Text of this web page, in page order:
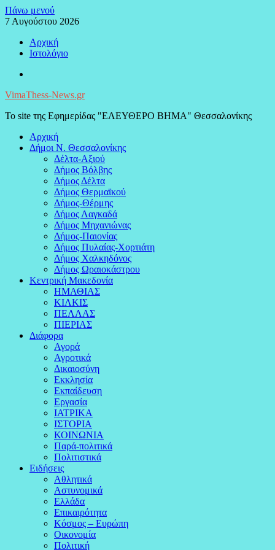
Μεταπηδήστε
στο
Πάνω μενού
7 Αυγούστου 2026
Αρχική
Ιστολόγιο
VimaThess-News.gr
Το site της Εφημερίδας "ΕΛΕΥΘΕΡΟ ΒΗΜΑ" Θεσσαλονίκης
Αρχική
Δήμοι Ν. Θεσσαλονίκης
Δέλτα-Αξιού
Δήμος Βόλβης
Δήμος Δέλτα
Δήμος Θερμαϊκού
Δήμος-Θέρμης
Δήμος Λαγκαδά
Δήμος Μηχανιώνας
Δήμος-Παιονίας
Δήμος Πυλαίας-Χορτιάτη
Δήμος Χαλκηδόνος
Δήμος Ωραιοκάστρου
Κεντρική Μακεδονία
ΗΜΑΘΙΑΣ
ΚΙΛΚΙΣ
ΠΕΛΛΑΣ
ΠΙΕΡΙΑΣ
Διάφορα
Αγορά
Αγροτικά
Δικαιοσύνη
Εκκλησία
Εκπαίδευση
Εργασία
ΙΑΤΡΙΚΑ
ΙΣΤΟΡΙΑ
ΚΟΙΝΩΝΙΑ
Παρά-πολιτικά
Πολιτιστικά
Ειδήσεις
Αθλητικά
Αστυνομικά
Ελλάδα
Επικαιρότητα
Κόσμος – Ευρώπη
Οικονομία
Πολιτική